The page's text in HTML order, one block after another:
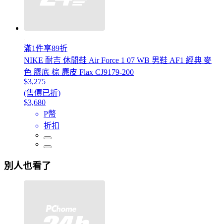
滿1件享89折
NIKE 耐吉 休閒鞋 Air Force 1 07 WB 男鞋 AF1 經典 麥
色 膠底 棕 麂皮 Flax CJ9179-200
$3,275
(售價已折)
$3,680
P幣
折扣
別人也看了